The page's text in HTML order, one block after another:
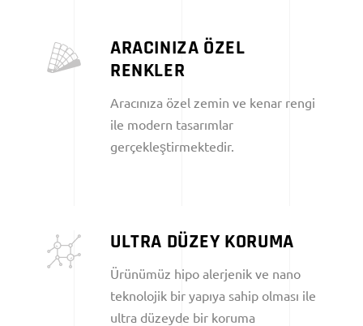
ARACINIZA ÖZEL
RENKLER
Aracınıza özel zemin ve kenar rengi
ile modern tasarımlar
gerçekleştirmektedir.
ULTRA DÜZEY KORUMA
Ürünümüz hipo alerjenik ve nano
teknolojik bir yapıya sahip olması ile
ultra düzeyde bir koruma